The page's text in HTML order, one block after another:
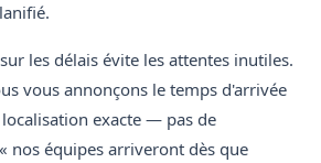
les délais évite les attentes inutiles.
vous annonçons le temps d'arrivée
exacte — pas de
nos équipes arriveront dès que